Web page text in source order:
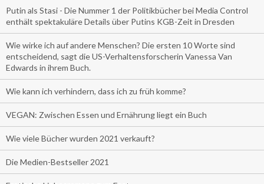
Putin als Stasi - Die Nummer 1 der Politikbücher bei Media Control
enthält spektakuläre Details über Putins KGB-Zeit in Dresden
Wie wirke ich auf andere Menschen? Die ersten 10 Worte sind
entscheidend, sagt die US-Verhaltensforscherin Vanessa Van
Edwards in ihrem Buch.
Wie kann ich verhindern, dass ich zu früh komme?
VEGAN: Zwischen Essen und Ernährung liegt ein Buch
Wie viele Bücher wurden 2021 verkauft?
Die Medien-Bestseller 2021